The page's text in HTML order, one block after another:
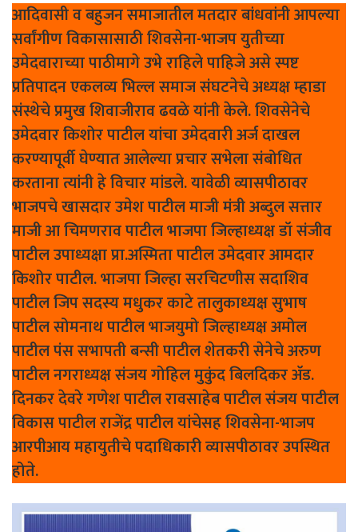
आदिवासी व बहुजन समाजातील मतदार बांधवांनी आपल्या
सर्वांगीण विकासासाठी शिवसेना-भाजप युतीच्या
उमेदवाराच्या पाठीमागे उभे राहिले पाहिजे असे स्पष्ट
प्रतिपादन एकलव्य भिल्ल समाज संघटनेचे अध्यक्ष म्हाडा
संस्थेचे प्रमुख शिवाजीराव ढवळे यांनी केले. शिवसेनेचे
उमेदवार किशोर पाटील यांचा उमेदवारी अर्ज दाखल
करण्यापूर्वी घेण्यात आलेल्या प्रचार सभेला संबोधित
करताना त्यांनी हे विचार मांडले. यावेळी व्यासपीठावर
भाजपचे खासदार उमेश पाटील माजी मंत्री अब्दुल सत्तार
माजी आ चिमणराव पाटील भाजपा जिल्हाध्यक्ष डॉ संजीव
पाटील उपाध्यक्षा प्रा.अस्मिता पाटील उमेदवार आमदार
किशोर पाटील. भाजपा जिल्हा सरचिटणीस सदाशिव
पाटील जिप सदस्य मधुकर काटे तालुकाध्यक्ष सुभाष
पाटील सोमनाथ पाटील भाजयुमो जिल्हाध्यक्ष अमोल
पाटील पंस सभापती बन्सी पाटील शेतकरी सेनेचे अरुण
पाटील नगराध्यक्ष संजय गोहिल मुकुंद बिलदिकर ॲड.
दिनकर देवरे गणेश पाटील रावसाहेब पाटील संजय पाटील
विकास पाटील राजेंद्र पाटील यांचेसह शिवसेना-भाजप
आरपीआय महायुतीचे पदाधिकारी व्यासपीठावर उपस्थित
होते.